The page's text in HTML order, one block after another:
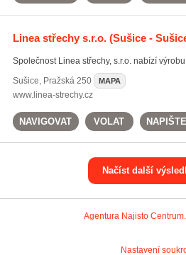
Linea střechy s.r.o.(Sušice -
Společnost Linea střechy, s.r.o. nabízí
Sušice, Pražská 250 MAPA
www.linea-strechy.cz
NAVIGOVAT VOLAT
Načíst další
Agentura Najisto
Nastavení